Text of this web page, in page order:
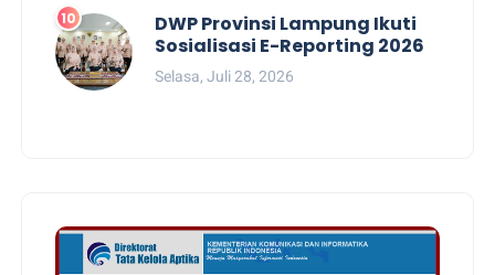
DWP Provinsi Lampung Ikuti
Sosialisasi E-Reporting 2026
Selasa, Juli 28, 2026